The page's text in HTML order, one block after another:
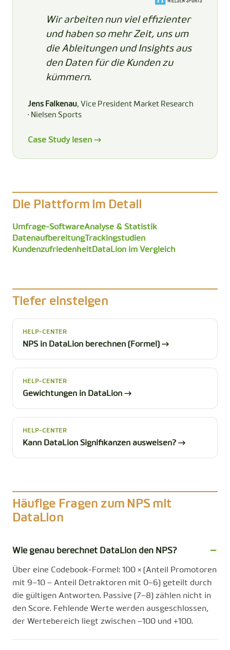
Wir arbeiten nun viel effizienter
und haben so mehr Zeit, uns um
die Ableitungen und Insights aus
den Daten für die Kunden zu
kümmern.
Jens Falkenau, Vice President Market Research
· Nielsen Sports
Case Study lesen →
Die Plattform im Detail
Umfrage-SoftwareAnalyse & Statistik
DatenaufbereitungTrackingstudien
KundenzufriedenheitDataLion im Vergleich
Tiefer einsteigen
HELP-CENTER
NPS in DataLion berechnen (Formel) →
HELP-CENTER
Gewichtungen in DataLion →
HELP-CENTER
Kann DataLion Signifikanzen ausweisen? →
Häufige Fragen zum NPS mit
DataLion
Wie genau berechnet DataLion den NPS?
Über eine Codebook-Formel: 100 × (Anteil Promotoren
mit 9–10 − Anteil Detraktoren mit 0–6) geteilt durch
die gültigen Antworten. Passive (7–8) zählen nicht in
den Score. Fehlende Werte werden ausgeschlossen,
der Wertebereich liegt zwischen −100 und +100.